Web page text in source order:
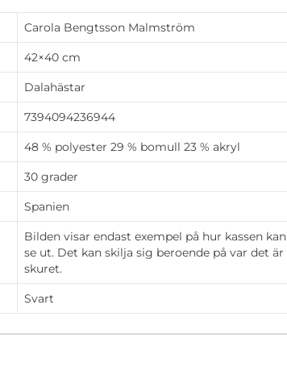
Carola Bengtsson Malmström
42×40 cm
Dalahästar
7394094236944
48 % polyester 29 % bomull 23 % akryl
30 grader
Spanien
Bilden visar endast exempel på hur kassen kan
se ut. Det kan skilja sig beroende på var det är
skuret.
Svart